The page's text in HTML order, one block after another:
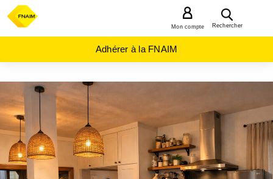
Rechercher
Mon compte
Adhérer à la FNAIM
ACHAT
APPARTEMENT
NOUVELLE-
AQUITAINE
GIRONDE
(33)
GRADIGNAN
(33170)